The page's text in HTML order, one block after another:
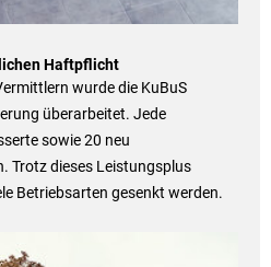
Haftpflicht
wurde die KuBuS
überarbeitet. Jede
sowie 20 neu
Trotz dieses Leistungsplus
Betriebsarten gesenkt werden.